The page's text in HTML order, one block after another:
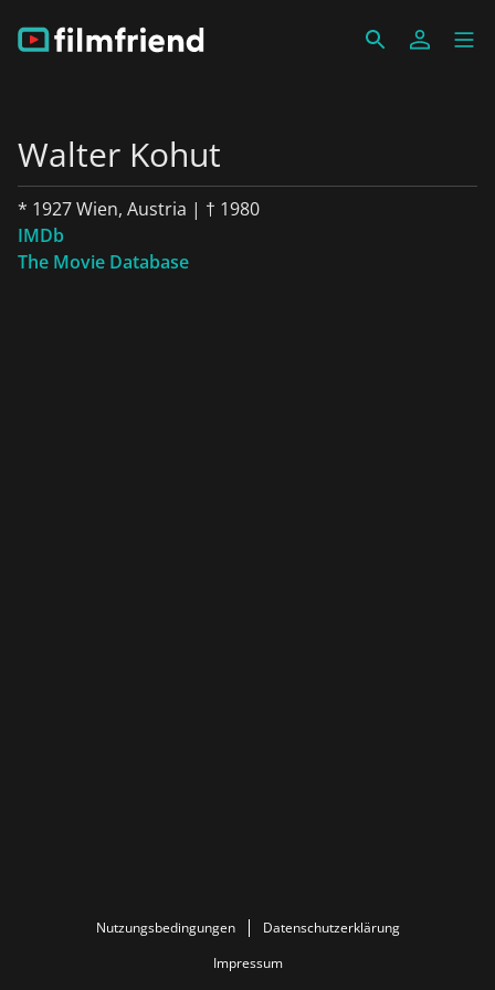
Walter Kohut
* 1927 Wien, Austria | † 1980
IMDb
The Movie Database
Nutzungsbedingungen
Datenschutzerklärung
Impressum